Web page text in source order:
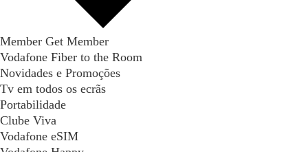
Member Get Member
Vodafone Fiber to the Room
Novidades e Promoções
Tv em todos os ecrãs
Portabilidade
Clube Viva
Vodafone eSIM